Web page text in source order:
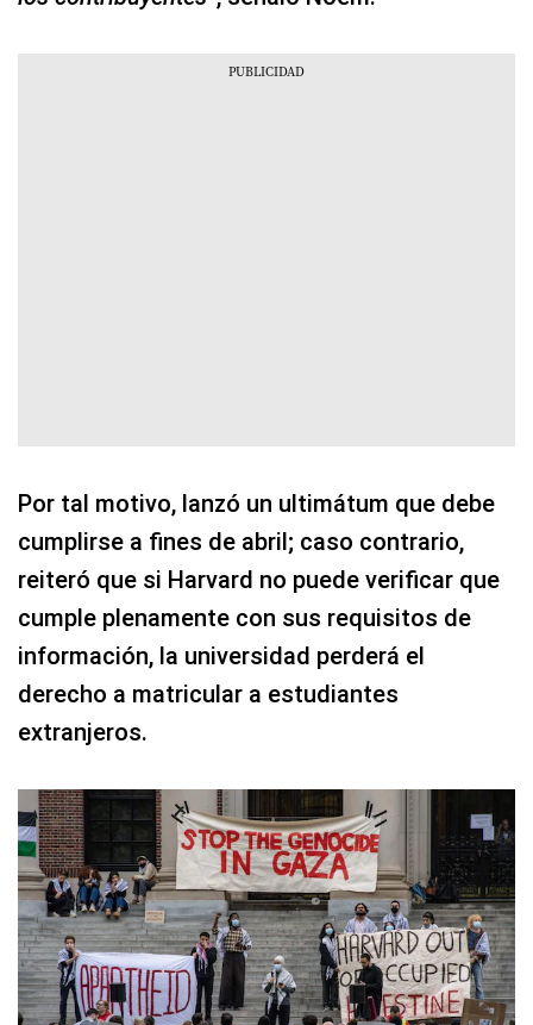
Por tal motivo, lanzó un ultimátum que debe
cumplirse a fines de abril; caso contrario,
reiteró que si Harvard no puede verificar que
cumple plenamente con sus requisitos de
información, la universidad perderá el
derecho a matricular a estudiantes
extranjeros.